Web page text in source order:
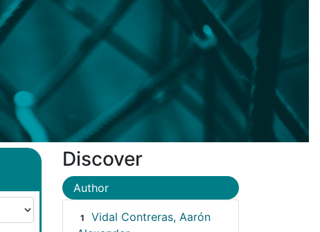
Discover
Author
1
Vidal Contreras, Aarón